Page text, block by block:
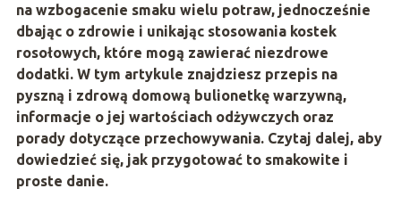
na wzbogacenie smaku wielu potraw, jednocześnie
dbając o zdrowie i unikając stosowania kostek
rosołowych, które mogą zawierać niezdrowe
dodatki. W tym artykule znajdziesz przepis na
pyszną i zdrową domową bulionetkę warzywną,
informacje o jej wartościach odżywczych oraz
porady dotyczące przechowywania. Czytaj dalej, aby
dowiedzieć się, jak przygotować to smakowite i
proste danie.